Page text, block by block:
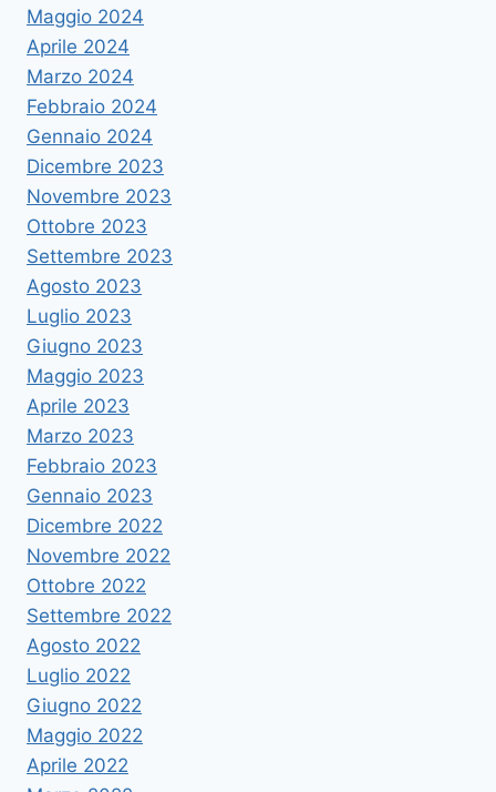
Maggio 2024
Aprile 2024
Marzo 2024
Febbraio 2024
Gennaio 2024
Dicembre 2023
Novembre 2023
Ottobre 2023
Settembre 2023
Agosto 2023
Luglio 2023
Giugno 2023
Maggio 2023
Aprile 2023
Marzo 2023
Febbraio 2023
Gennaio 2023
Dicembre 2022
Novembre 2022
Ottobre 2022
Settembre 2022
Agosto 2022
Luglio 2022
Giugno 2022
Maggio 2022
Aprile 2022